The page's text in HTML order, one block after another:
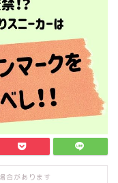
合があります